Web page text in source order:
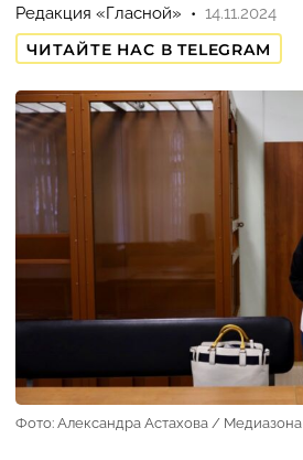
Редакция «Гласной»
14.11.2024
ЧИТАЙТЕ НАС В TELEGRAM
Фото: Александра Астахова / Медиазона